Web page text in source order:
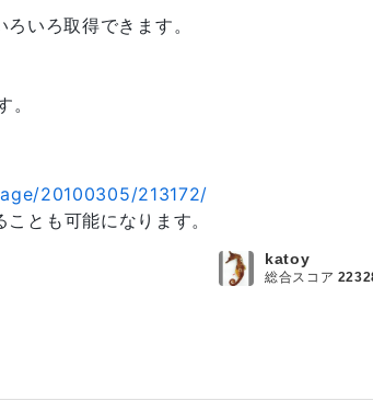
いろ取得できます。
。
20100305/213172/
とも可能になります。
katoy
総合スコア